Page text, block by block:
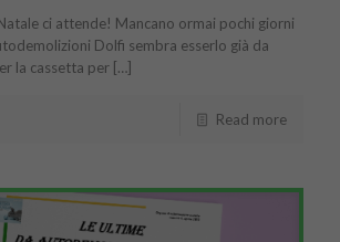
ci attende! Mancano ormai pochi giorni
Dolfi sembra esserlo già da
la cassetta per […]
Read more